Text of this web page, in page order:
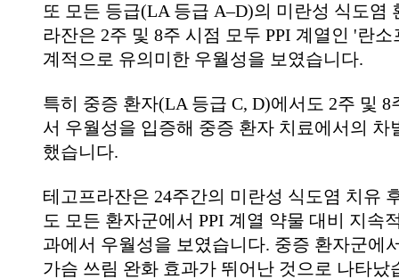
또 모든 등급(LA 등급 A–D)의 미란성 식도염
라잔은 2주 및 8주 시점 모두 PPI 계열인 '란
계적으로 유의미한 우월성을 보였습니다.
특히 중증 환자(LA 등급 C, D)에서도 2주 및 8
서 우월성을 입증해 중증 환자 치료에서의 차
했습니다.
테고프라잔은 24주간의 미란성 식도염 치유
도 모든 환자군에서 PPI 계열 약물 대비 지속
과에서 우월성을 보였습니다. 중증 환자군에
가슴 쓰림 완화 효과가 뛰어난 것으로 나타났